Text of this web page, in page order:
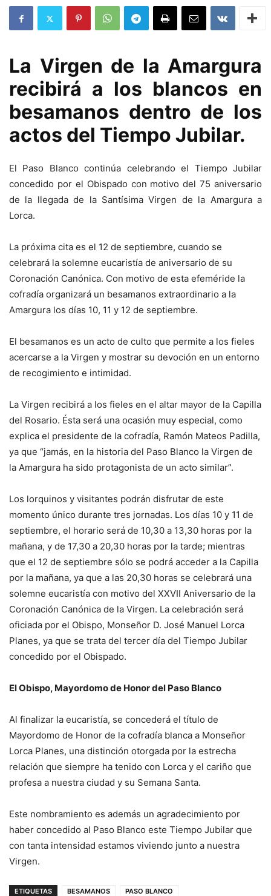
La Virgen de la Amargura
recibirá a los blancos en
besamanos dentro de los
actos del Tiempo Jubilar.
El Paso Blanco continúa celebrando el Tiempo Jubilar
concedido por el Obispado con motivo del 75 aniversario
de la llegada de la Santísima Virgen de la Amargura a
Lorca.
La próxima cita es el 12 de septiembre, cuando se
celebrará la solemne eucaristía de aniversario de su
Coronación Canónica. Con motivo de esta efeméride la
cofradía organizará un besamanos extraordinario a la
Amargura los días 10, 11 y 12 de septiembre.
El besamanos es un acto de culto que permite a los fieles
acercarse a la Virgen y mostrar su devoción en un entorno
de recogimiento e intimidad.
La Virgen recibirá a los fieles en el altar mayor de la Capilla
del Rosario. Ésta será una ocasión muy especial, como
explica el presidente de la cofradía, Ramón Mateos Padilla,
ya que “jamás, en la historia del Paso Blanco la Virgen de
la Amargura ha sido protagonista de un acto similar”.
Los lorquinos y visitantes podrán disfrutar de este
momento único durante tres jornadas. Los días 10 y 11 de
septiembre, el horario será de 10,30 a 13,30 horas por la
mañana, y de 17,30 a 20,30 horas por la tarde; mientras
que el 12 de septiembre sólo se podrá acceder a la Capilla
por la mañana, ya que a las 20,30 horas se celebrará una
solemne eucaristía con motivo del XXVII Aniversario de la
Coronación Canónica de la Virgen. La celebración será
oficiada por el Obispo, Monseñor D. José Manuel Lorca
Planes, ya que se trata del tercer día del Tiempo Jubilar
concedido por el Obispado.
El Obispo, Mayordomo de Honor del Paso Blanco
Al finalizar la eucaristía, se concederá el título de
Mayordomo de Honor de la cofradía blanca a Monseñor
Lorca Planes, una distinción otorgada por la estrecha
relación que siempre ha tenido con Lorca y el cariño que
profesa a nuestra ciudad y su Semana Santa.
Este nombramiento es además un agradecimiento por
haber concedido al Paso Blanco este Tiempo Jubilar que
con tanta intensidad estamos viviendo junto a nuestra
Virgen.
ETIQUETAS BESAMANOS PASO BLANCO